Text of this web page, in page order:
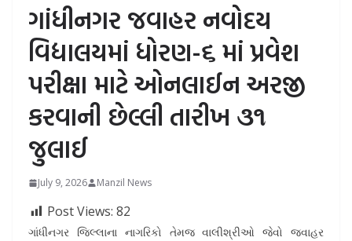
ગાંધીનગર જવાહર નવોદય
વિદ્યાલયમાં ધોરણ-૬ માં પ્રવેશ
પરીક્ષા માટે ઓનલાઈન અરજી
કરવાની છેલ્લી તારીખ ૩૧
જુલાઈ
July 9, 2026 Manzil News
Post Views: 82
ગાંધીનગર જિલ્લાના નાગરિકો તેમજ વાલીશ્રીઓ જેવો જવાહર